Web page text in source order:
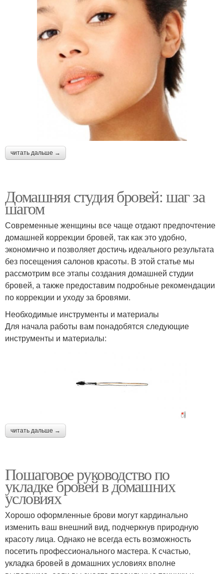
читать дальше →
Домашняя студия бровей: шаг за
шагом
Современные женщины все чаще отдают предпочтение
домашней коррекции бровей, так как это удобно,
экономично и позволяет достичь идеального результата
без посещения салонов красоты. В этой статье мы
рассмотрим все этапы создания домашней студии
бровей, а также предоставим подробные рекомендации
по коррекции и уходу за бровями.
Необходимые инструменты и материалы
Для начала работы вам понадобятся следующие
инструменты и материалы:
читать дальше →
Пошаговое руководство по
укладке бровей в домашних
условиях
Хорошо оформленные брови могут кардинально
изменить ваш внешний вид, подчеркнув природную
красоту лица. Однако не всегда есть возможность
посетить профессионального мастера. К счастью,
укладка бровей в домашних условиях вполне